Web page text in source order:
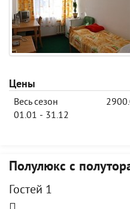
Цены
Весь сезон
01.01 - 31.12
Полулюкс с
Гостей 1